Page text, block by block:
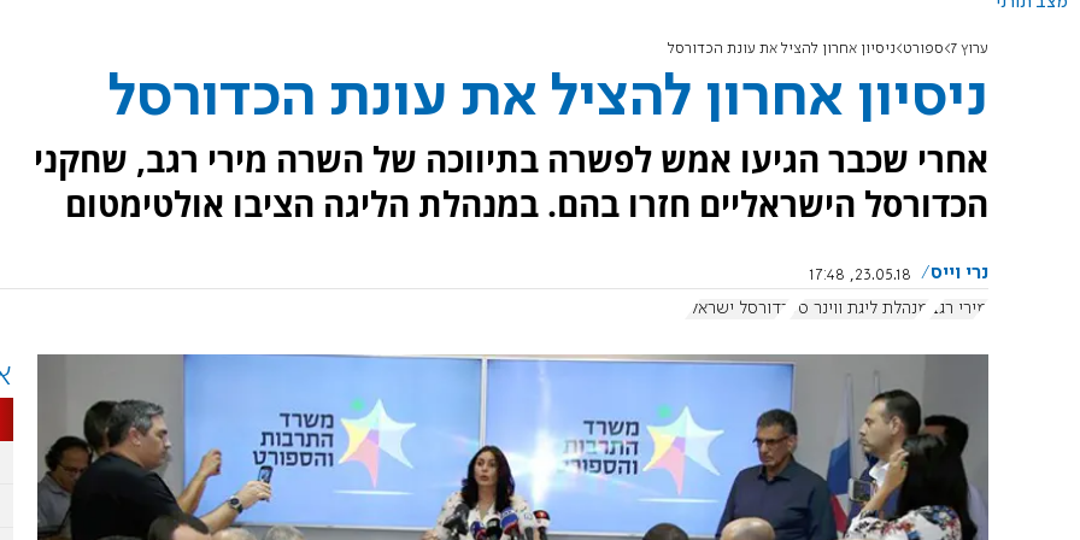
ערוץ 7 ספורט ניסיון אחרון להציל את עונת הכדורסל
ניסיון אחרון להציל את עונת הכדורסל
אחרי שכבר הגיעו אמש לפשרה בתיווכה של השרה מירי רגב, שחקני
הכדורסל הישראליים חזרו בהם. במנהלת הליגה הציבו אולטימטום
נרי וייס
23.05.18, 17:48
מירי רגב מנהלת ליגת ווינר סל כדורסל ישראלי